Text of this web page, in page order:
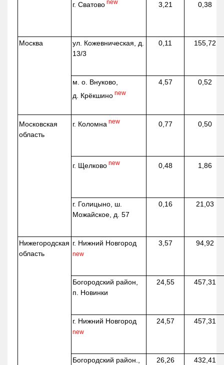
г. Сватово new 3,21 0,38
Москва ул. Кожевническая, д.
13/3
0,11 155,72
м. о. Внуково,
д. Крёкшино new
4,57 0,52
Московская
область
г. Коломна new 0,77 0,50
г. Щелково new 0,48 1,86
г. Голицыно, ш.
Можайское, д. 57
0,16 21,03
Нижегородская
область
г. Нижний Новгород
new
3,57 94,92
Богородский район,
п. Новинки
24,55 457,31
г. Нижний Новгород
new
24,57 457,31
Богородский район.,
26,26 432,41